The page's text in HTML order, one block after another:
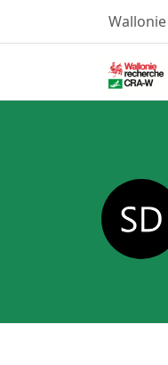
Wallonie